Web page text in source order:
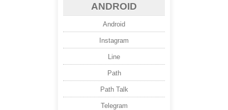
ANDROID
Android
Instagram
Line
Path
Path Talk
Telegram